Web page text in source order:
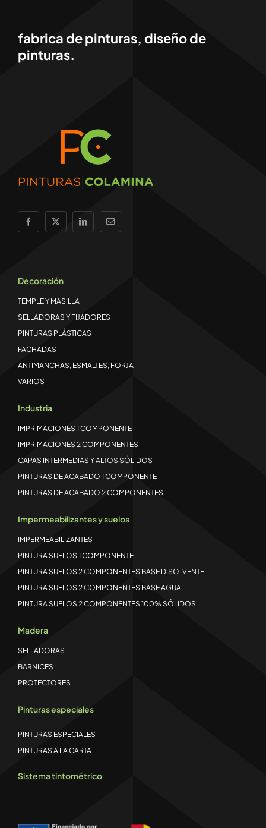
fabrica de pinturas, diseño de
pinturas.
Decoración
TEMPLE Y MASILLA
SELLADORAS Y FIJADORES
PINTURAS PLÁSTICAS
FACHADAS
ANTIMANCHAS, ESMALTES, FORJA
VARIOS
Industria
IMPRIMACIONES 1 COMPONENTE
IMPRIMACIONES 2 COMPONENTES
CAPAS INTERMEDIAS Y ALTOS SÓLIDOS
PINTURAS DE ACABADO 1 COMPONENTE
PINTURAS DE ACABADO 2 COMPONENTES
Impermeabilizantes y suelos
IMPERMEABILIZANTES
PINTURA SUELOS 1 COMPONENTE
PINTURA SUELOS 2 COMPONENTES BASE DISOLVENTE
PINTURA SUELOS 2 COMPONENTES BASE AGUA
PINTURA SUELOS 2 COMPONENTES 100% SÓLIDOS
Madera
SELLADORAS
BARNICES
PROTECTORES
Pinturas especiales
PINTURAS ESPECIALES
PINTURAS A LA CARTA
Sistema tintométrico